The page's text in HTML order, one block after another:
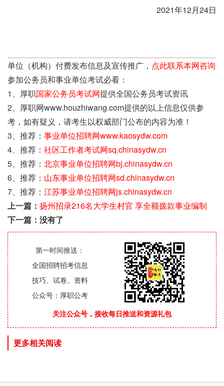
2021年12月24日
单位（机构）付费发布信息及宣传推广， 点此联系本网咨询
参加公务员和事业单位考试必看：
1、厚职国家公务员考试网提供全国公务员考试资讯
2、厚职网www.houzhiwang.com提供的以上信息仅供参
考，如有疑义，请考生以权威部门公布的内容为准！
3、推荐： 事业单位招聘网www.kaosydw.com
4、推荐： 社区工作者考试网sq.chinasydw.cn
5、推荐： 北京事业单位招聘网bj.chinasydw.cn
6、推荐： 山东事业单位招聘网sd.chinasydw.cn
7、推荐： 江苏事业单位招聘网js.chinasydw.cn
上一篇： 扬州招录216名大学生村官 享全额拨款事业编制
下一篇：没有了
第一时间推送：
全国招聘招考信息
技巧、试卷、资料
公众号：厚职公考
关注公众号，接收每日推送和资源礼包
更多相关阅读